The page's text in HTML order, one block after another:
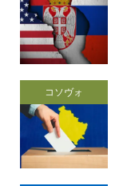
コソヴォ